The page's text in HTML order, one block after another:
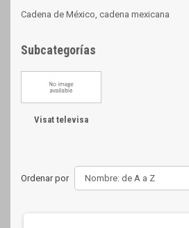
Cadena de México, cadena mexicana
Subcategorías
Visat televisa
Ordenar por